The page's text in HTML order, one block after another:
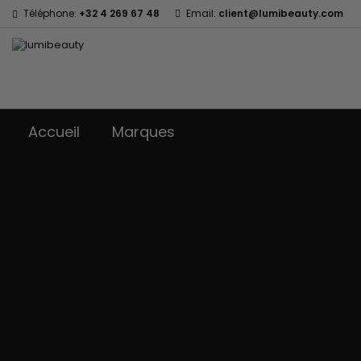
Téléphone: +32 4 269 67 48 Email: client@lumibeauty.com
Accueil Marques